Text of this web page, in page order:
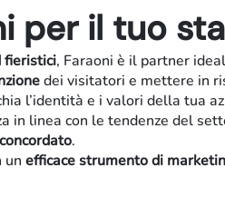
per il tuo
fieristici, Faraoni è il partner
dei visitatori e mettere in
l’identità e i valori della tua
in linea con le tendenze del
.
un efficace strumento di